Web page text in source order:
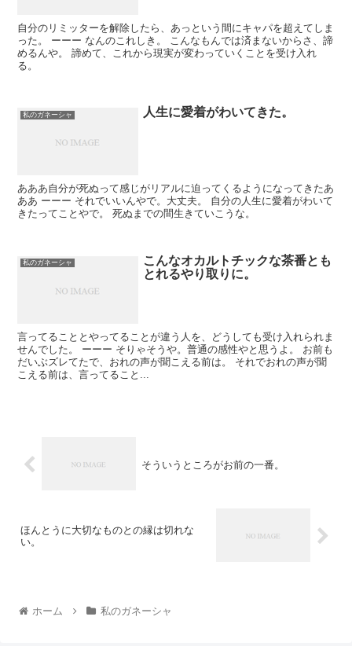
自分のリミッターを解除したら、あっという間にキャパを超えてしま
った。 ーーー なんのこれしき。 こんなもんでは済まないからさ、諦
めるんや。 諦めて、これから現実が変わっていくことを受け入れ
る。
私のガネーシャ 人生に愛着がわいてきた。
あああ自分が死ぬって感じがリアルに迫ってくるようになってきたあ
ああ ーーー それでいいんやで。大丈夫。 自分の人生に愛着がわいて
きたってことやで。 死ぬまでの間生きていこうな。
私のガネーシャ
こんなオカルトチックな茶番とも
とれるやり取りに。
言ってることとやってることが違う人を、どうしても受け入れられま
せんでした。 ーーー そりゃそうや。普通の感性やと思うよ。 お前も
だいぶズレてたで、おれの声が聞こえる前は。 それでおれの声が聞
こえる前は、言ってること...
そういうところがお前の一番。
ほんとうに大切なものとの縁は切れな
い。
ホーム 私のガネーシャ